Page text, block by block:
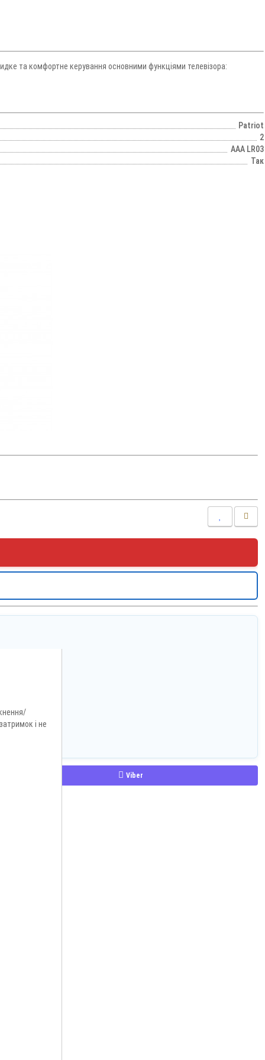
та комфортне керування основними функціями телевізора:
Patriot
2
AAA LR03
Так
Viber
і не